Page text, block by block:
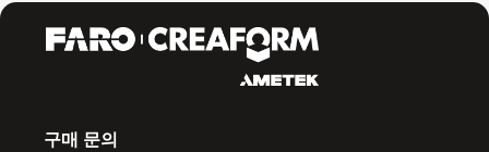
구매 문의